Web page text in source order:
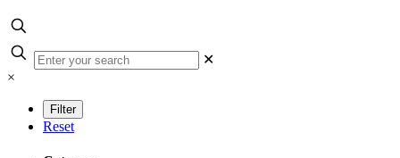
✕
×
Reset